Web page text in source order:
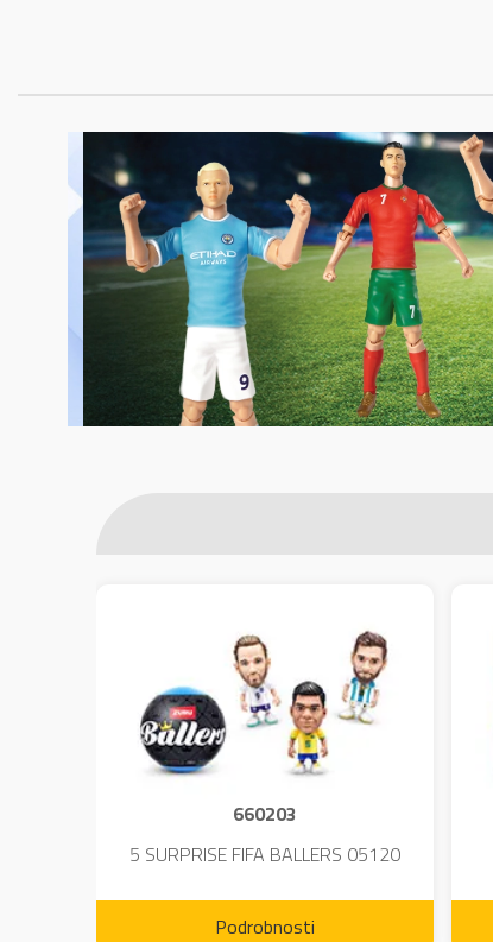
660203
5 SURPRISE FIFA BALLERS 05120
Podrobnosti